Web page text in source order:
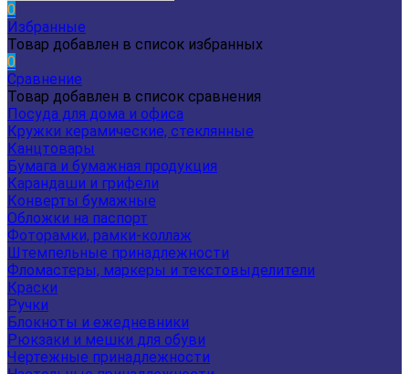
0
Избранные
Товар добавлен в список избранных
0
Сравнение
Товар добавлен в список сравнения
Посуда для дома и офиса
Кружки керамические, стеклянные
Канцтовары
Бумага и бумажная продукция
Карандаши и грифели
Конверты бумажные
Обложки на паспорт
Фоторамки, рамки-коллаж
Штемпельные принадлежности
Фломастеры, маркеры и текстовыделители
Краски
Ручки
Блокноты и ежедневники
Рюкзаки и мешки для обуви
Чертежные принадлежности